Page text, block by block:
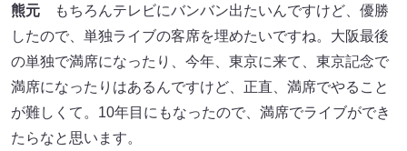
熊元 もちろんテレビにバンバン出たいんですけど、優勝
したので、単独ライブの客席を埋めたいですね。大阪最後
の単独で満席になったり、今年、東京に来て、東京記念で
満席になったりはあるんですけど、正直、満席でやること
が難しくて。10年目にもなったので、満席でライブができ
たらなと思います。